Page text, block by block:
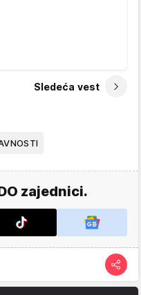
Sledeća vest
zajednici.